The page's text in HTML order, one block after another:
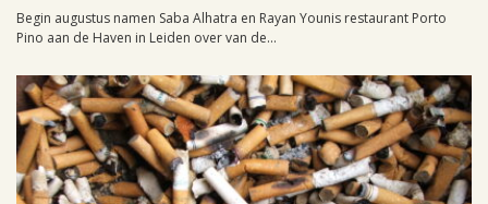
Begin augustus namen Saba Alhatra en Rayan Younis restaurant Porto
Pino aan de Haven in Leiden over van de...